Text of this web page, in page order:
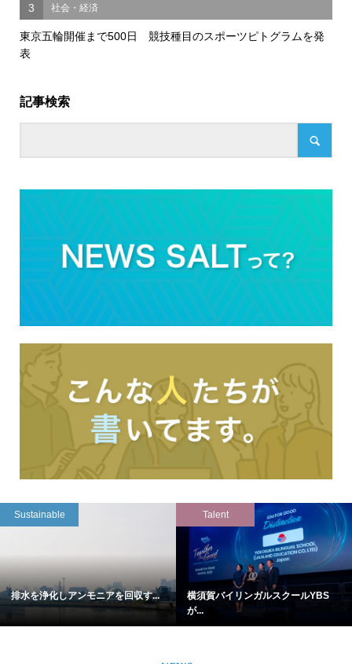
3 社会・経済
東京五輪開催まで500日 競技種目のスポーツピトグラムを発
表
記事検索
Sustainable
排水を浄化しアンモニアを回収す...
Talent
横須賀バイリンガルスクールYBS
が...